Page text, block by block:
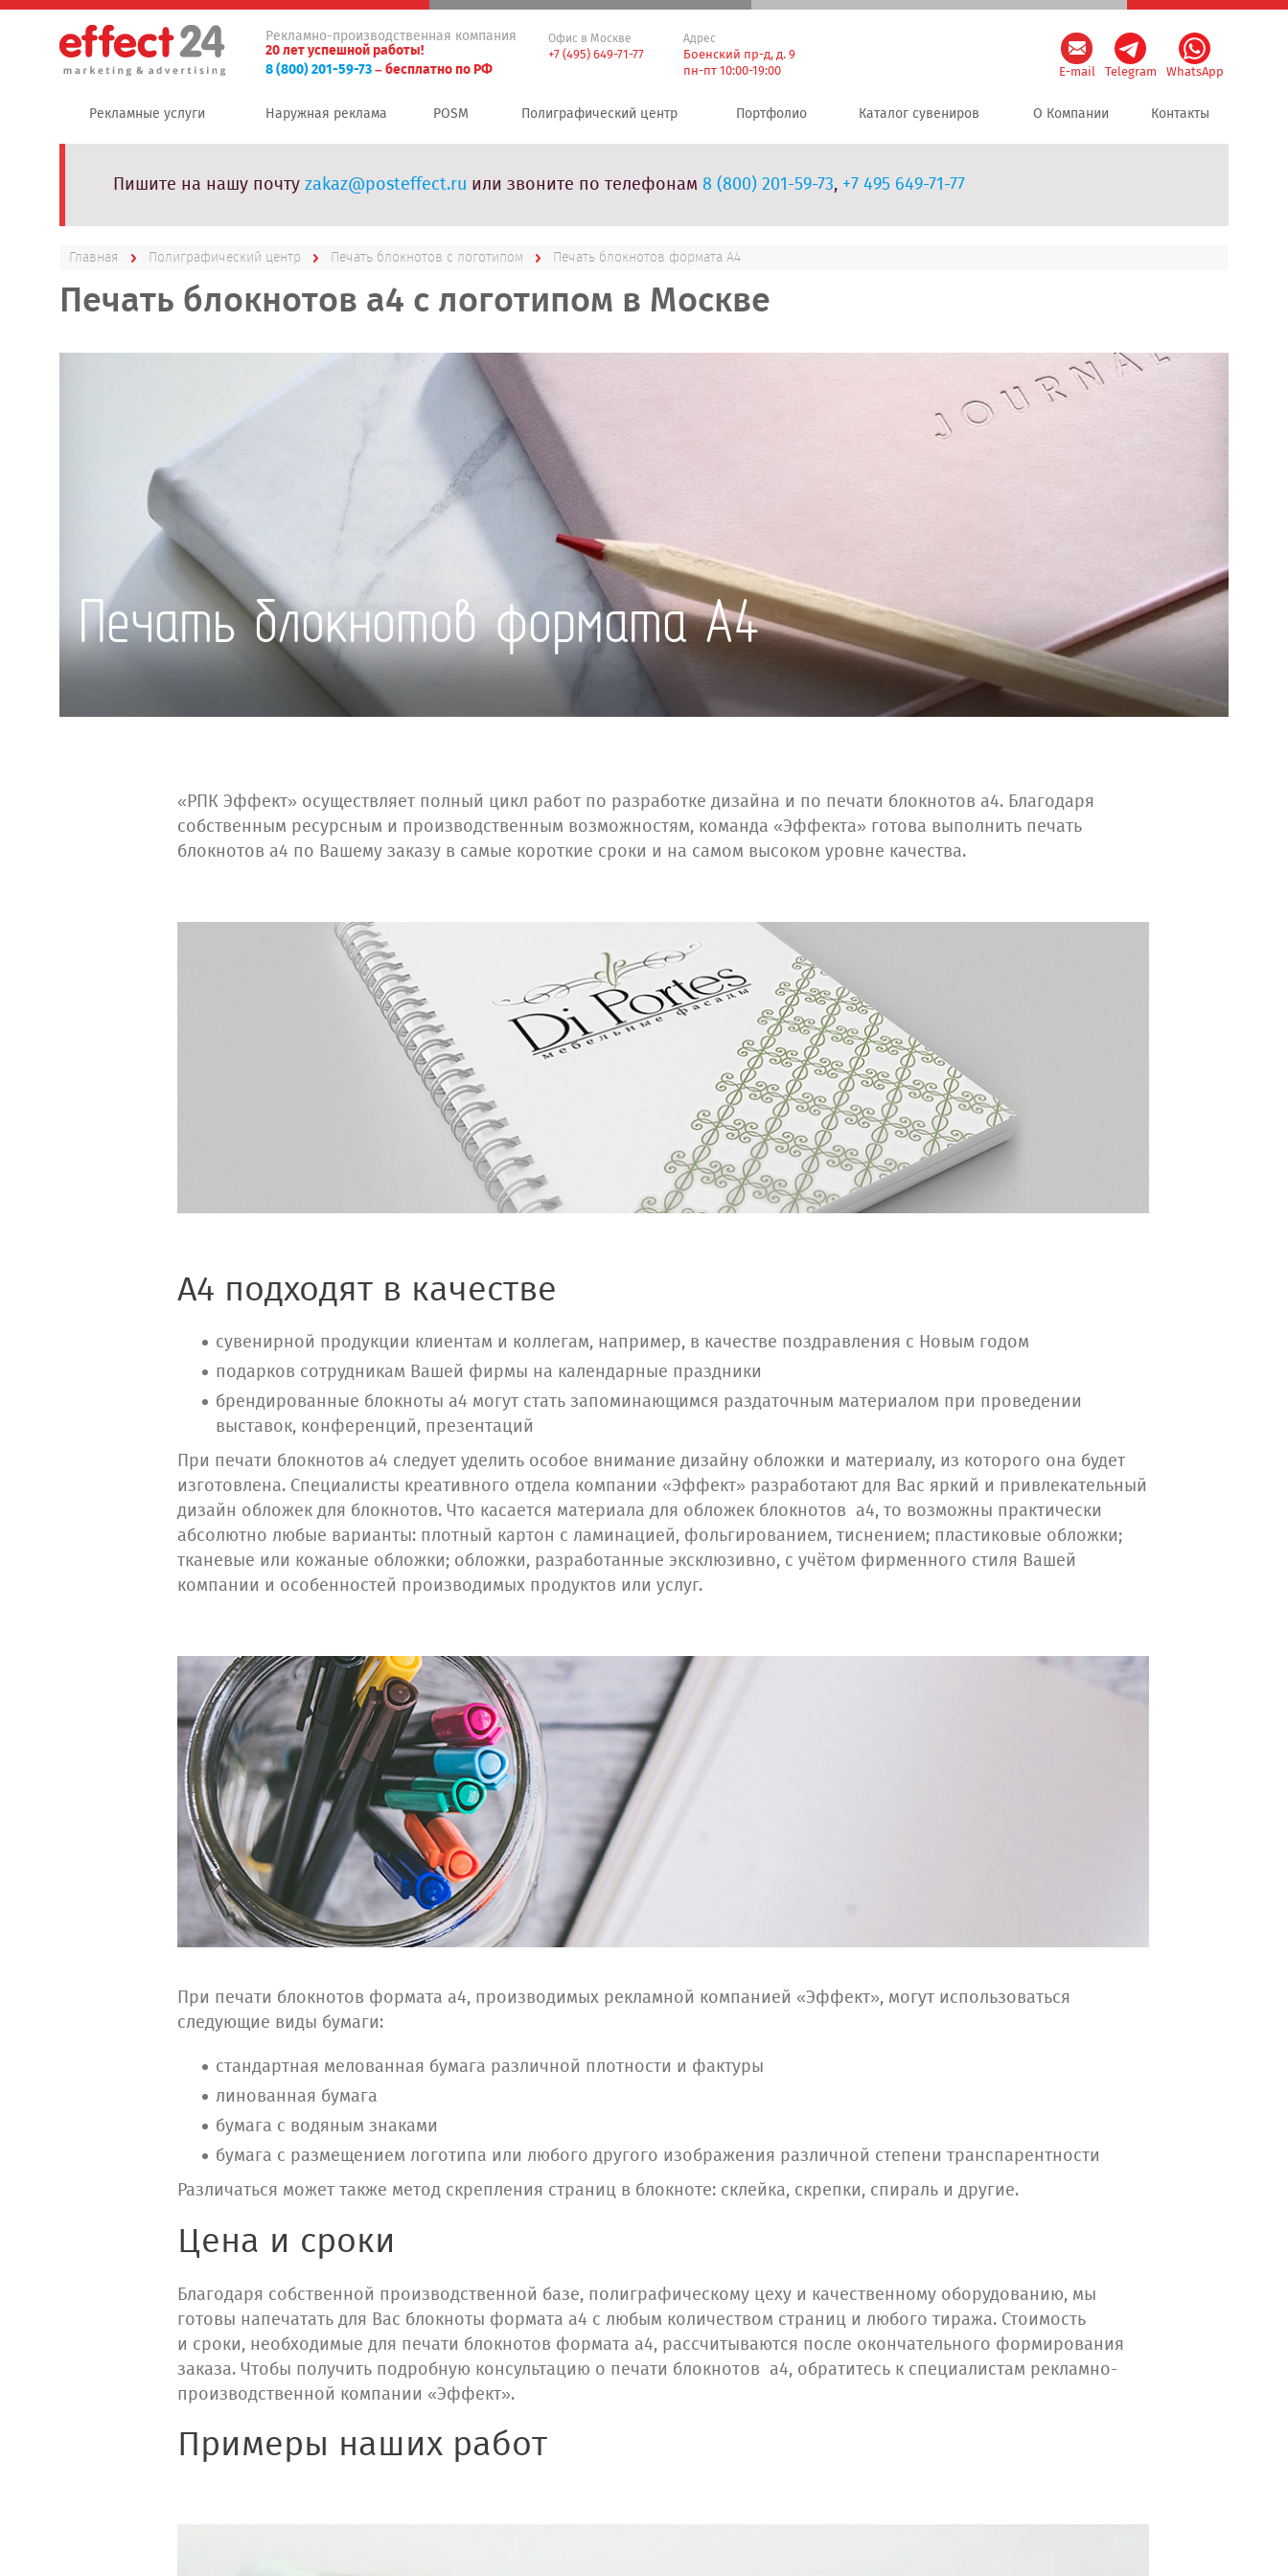
Рекламно-производственная компания
20 лет успешной работы!
8 (800) 201-59-73– бесплатно по РФ
Офис в Москве
+7 (495) 649-71-77
Адрес
Боенский пр-д, д. 9
пн-пт 10:00-19:00
E-mail Telegram WhatsApp
Рекламные услуги Наружная реклама POSM Полиграфический центр Портфолио Каталог сувениров О Компании Контакты
Пишите на нашу почтуzakaz@posteffect.ru или звоните по телефонам 8 (800) 201-59-73, +7 495 649-71-77
Главная Полиграфический центр Печать блокнотов с логотипом Печать блокнотов формата А4
Печать блокнотов а4 с логотипом в Москве
Печать блокнотов формата А4
«РПК Эффект» осуществляет полный цикл работ по разработке дизайна и по печати блокнотов а4. Благодаря
собственным ресурсным и производственным возможностям, команда «Эффекта» готова выполнить печать
блокнотов а4 по Вашему заказу в самые короткие сроки и на самом высоком уровне качества.
A4 подходят в качестве
сувенирной продукции клиентам и коллегам, например, в качестве поздравления с Новым годом
подарков сотрудникам Вашей фирмы на календарные праздники
брендированные блокноты а4 могут стать запоминающимся раздаточным материалом при проведении
выставок, конференций, презентаций
При печати блокнотов а4 следует уделить особое внимание дизайну обложки и материалу, из которого она будет
изготовлена. Специалисты креативного отдела компании «Эффект» разработают для Вас яркий и привлекательный
дизайн обложек для блокнотов. Что касается материала для обложек блокнотов а4, то возможны практически
абсолютно любые варианты: плотный картон с ламинацией, фольгированием, тиснением; пластиковые обложки;
тканевые или кожаные обложки; обложки, разработанные эксклюзивно, с учётом фирменного стиля Вашей
компании и особенностей производимых продуктов или услуг.
При печати блокнотов формата а4, производимых рекламной компанией «Эффект», могут использоваться
следующие виды бумаги:
стандартная мелованная бумага различной плотности и фактуры
линованная бумага
бумага с водяным знаками
бумага с размещением логотипа или любого другого изображения различной степени транспарентности
Различаться может также метод скрепления страниц в блокноте: склейка, скрепки, спираль и другие.
Цена и сроки
Благодаря собственной производственной базе, полиграфическому цеху и качественному оборудованию, мы
готовы напечатать для Вас блокноты формата а4 с любым количеством страниц и любого тиража. Стоимость
и сроки, необходимые для печати блокнотов формата а4, рассчитываются после окончательного формирования
заказа. Чтобы получить подробную консультацию о печати блокнотов а4, обратитесь к специалистам рекламно-
производственной компании «Эффект».
Примеры наших работ